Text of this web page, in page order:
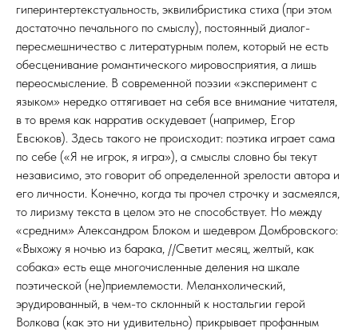
гиперинтертекстуальность, эквилибристика стиха (при этом
достаточно печального по смыслу), постоянный диалог-
пересмешничество с литературным полем, который не есть
обесценивание романтического мировосприятия, а лишь
переосмысление. В современной поэзии «эксперимент с
языком» нередко оттягивает на себя все внимание читателя,
в то время как нарратив оскудевает (например, Егор
Евсюков). Здесь такого не происходит: поэтика играет сама
по себе («Я не игрок, я игра»), а смыслы словно бы текут
независимо, это говорит об определенной зрелости автора и
его личности. Конечно, когда ты прочел строчку и засмеялся,
то лиризму текста в целом это не способствует. Но между
«средним» Александром Блоком и шедевром Домбровского:
«Выхожу я ночью из барака, //Светит месяц, желтый, как
собака» есть еще многочисленные деления на шкале
поэтической (не)приемлемости. Меланхолический,
эрудированный, в чем-то склонный к ностальгии герой
Волкова (как это ни удивительно) прикрывает профанным